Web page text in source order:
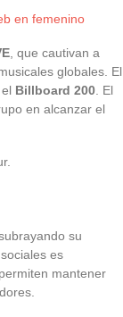
en femenino
, que cautivan a
globales. El
Billboard 200 . El
en alcanzar el
subrayando su
es
mantener